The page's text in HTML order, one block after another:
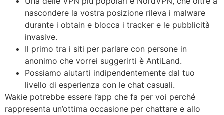
nascondere la vostra posizione rileva i malware
durante i obtain e blocca i tracker e le pubblicità
invasive.
Il primo tra i siti per parlare con persone in
anonimo che vorrei suggerirti è AntiLand.
Possiamo aiutarti indipendentemente dal tuo
livello di esperienza con le chat casuali.
Wakie potrebbe essere l’app che fa per voi perché
rappresenta un’ottima occasione per chattare e allo